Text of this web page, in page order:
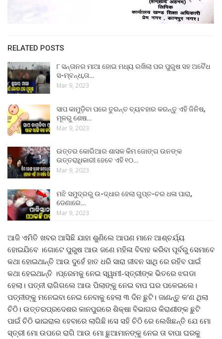
RELATED POSTS
୮ ସନ୍ତାନର ମାଆ ହୋଇ ମଧ୍ୟ ରଖିଲା ପର ପୁରୁଷ ସହ ଅବୈଧ
ସ-ମ୍ବନ୍ଧ,ତା…
Mar 9, 2023
ସାପ କାମୁଡ଼ିବା ପରେ ତୁରନ୍ତ ବ୍ୟବହାର କରନ୍ତୁ ଏହି ଜିନିଷ,
ମୂଳରୁ ଶେଷ…
Mar 9, 2023
ଉତ୍ତର କୋରିଆର ଶାସକ କିମ ଜୋଙ୍ଗ ଉନଙ୍କ
ଉତ୍ତରାଧିକାରୀ ହେବେ ଏହି ୧୦…
Mar 9, 2023
ମଝି ସମୁଦ୍ରରୁ ଉ-ଦ୍ଧାର ହେଲା ଗୁପ୍ତ-ଚର ଧଳା ପାରା,
ଡେଣାରେ…
Mar 9, 2023
ଆଜି ଏମିତି ଖବର ଆସିଛି ଯାହା ଶୁଣିଲେ ଆପଣ ମାନେ ଆଶ୍ଚର୍ଯ୍ୟ
ହୋଇଯିବେ ।ଗୋଟେ ପୁରୁଷ ଆଉ ଜଣେ ମହିଳା ବିବାହ କରିବା ପୂର୍ବରୁ ସେମାବେ
କଥା ହୋଇଥାନ୍ତି ଆଉ ଦୁହେଁ ହାତ ଧରି ସାରା ଜୀବନ ସାଥି ରେ ରହିବ ପାଇଁ
କଥା ହେଇଥାନ୍ତି ।ପ୍ରେମକୁ ନେଇ ସ୍ୱାମୀ-ସ୍ତ୍ରୀଙ୍କ ଭିତରେ ଝଗଡା
ହେଲା। ପତ୍ନୀ ରାଗିଗଲେ ଆଉ ପିଲାଙ୍କୁ ନେଇ ବାପ ଘର ପଳେଇଲେ।
ପତ୍ନୀଙ୍କୁ ମନେଇବା ନେଇ ନେବାକୁ ହେଲା ୩ ଦିନ ଛୁଟି। ଜାଣନ୍ତୁ କ’ଣ ଥିଲା
ଚିଠି। ଉତ୍ତରପ୍ରଦେଶର କାନପୁରରେ ଶିକ୍ଷା ବିଭାଗର କିରାଣୀଙ୍କ ଛୁଟି
ପାଇଁ ଚିଠି ଭାଇରାଲ ହେବାରେ ଲାଗିଛି।ସେ ସହି ଚିଠି ରେ ଲେଖିଛନ୍ତି ଯେ ମୋ
ସ୍ତ୍ରୀ ମୋ ଉପରେ ରାଗି ଆଉ ମୋ ଛୁଆମାନଙ୍କୁ ନେଇ ତା ବାପା ଘରକୁ